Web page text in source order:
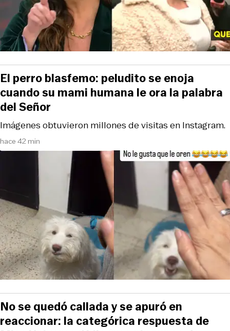
hace 42 min
Imágenes obtuvieron millones de visitas en Instagram.
El perro blasfemo: peludito se enoja
cuando su mami humana le ora la palabra
del Señor
No se quedó callada y se apuró en
reaccionar: la categórica respuesta de